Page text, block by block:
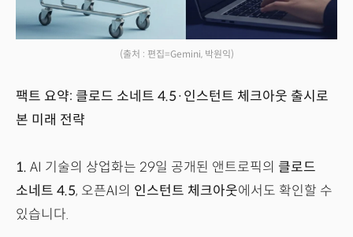
(출처 : 편집=Gemini, 박원익)
팩트 요약: 클로드 소네트 4.5·인스턴트 체크아웃 출시로
본 미래 전략
1. AI 기술의 상업화는 29일 공개된 앤트로픽의 클로드
소네트 4.5, 오픈AI의 인스턴트 체크아웃에서도 확인할 수
있습니다.